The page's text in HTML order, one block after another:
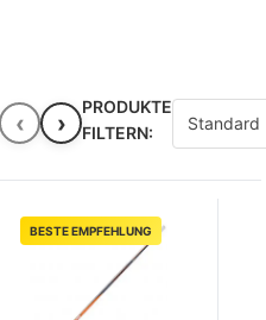
‹ ›
PRODUKTE
FILTERN:
BESTE EMPFEHLUNG